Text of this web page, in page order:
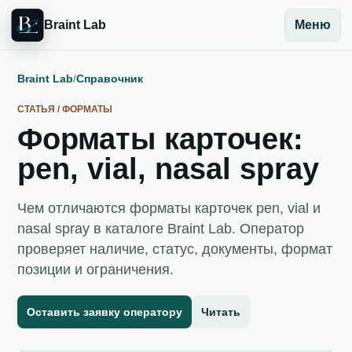
Braint Lab Меню
Braint Lab/Справочник
СТАТЬЯ / ФОРМАТЫ
Форматы карточек:
pen, vial, nasal spray
Чем отличаются форматы карточек pen, vial и
nasal spray в каталоге Braint Lab. Оператор
проверяет наличие, статус, документы, формат
позиции и ограничения.
Оставить заявку оператору Читать